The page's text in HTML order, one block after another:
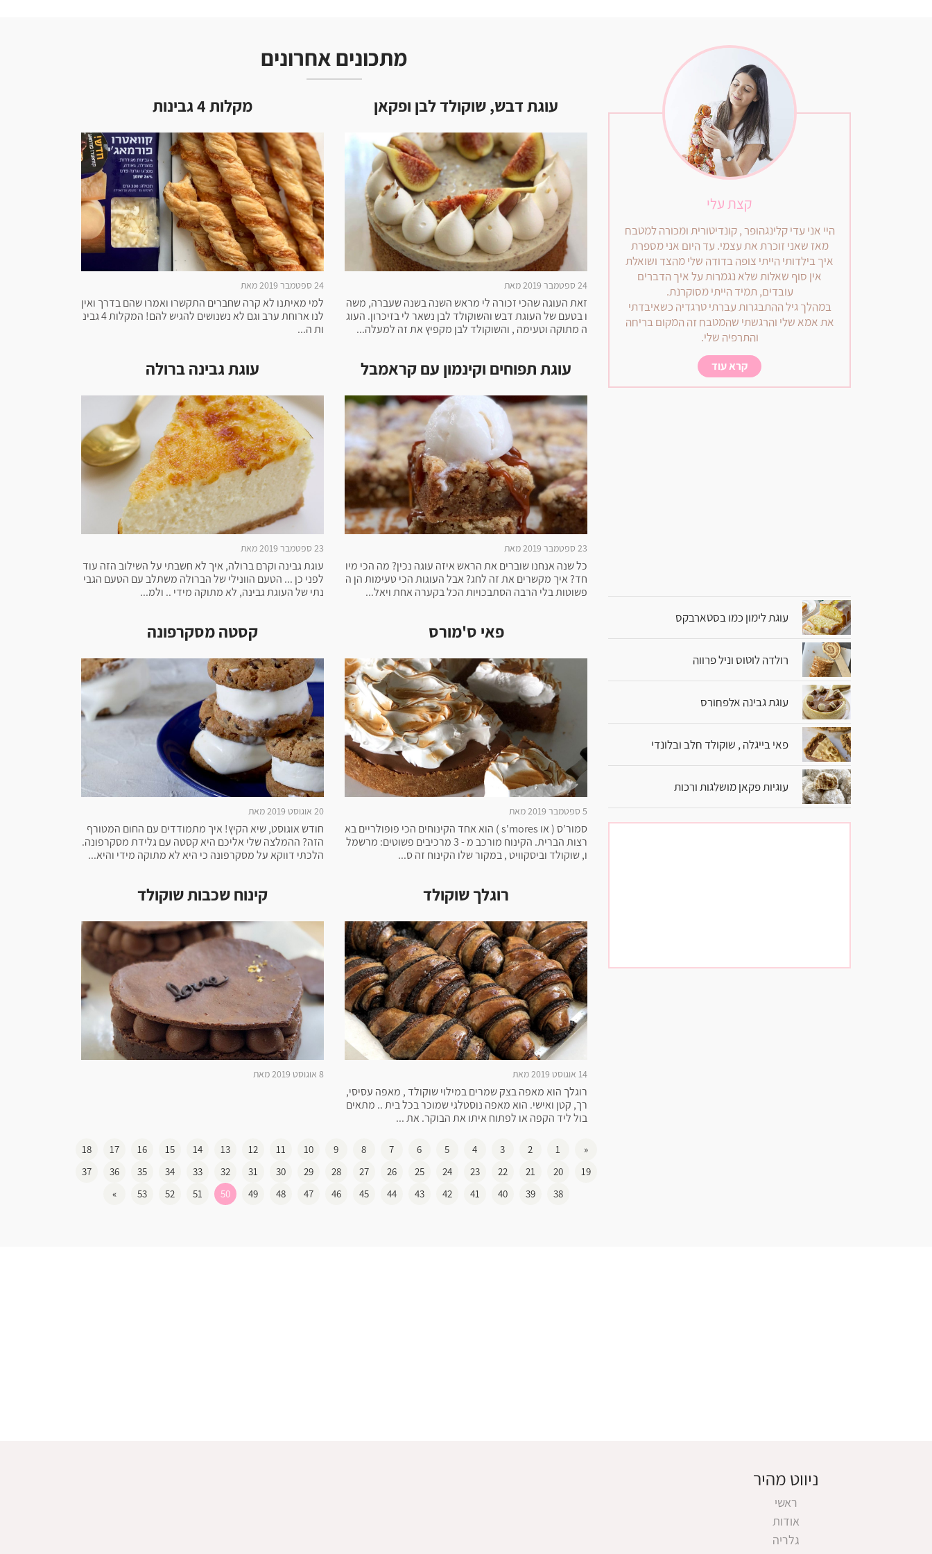
קצת עלי
היי אני עדי קלינגהופר , קונדיטורית ומכורה למטבח
מאז שאני זוכרת את עצמי. עד היום אני מספרת
איך בילדותי הייתי צופה בדודה שלי מהצד ושואלת
אין סוף שאלות שלא נגמרות על איך הדברים
עובדים, תמיד הייתי מסוקרנת.
במהלך גיל ההתבגרות עברתי טרגדיה כשאיבדתי
את אמא שלי והרגשתי שהמטבח זה המקום בריחה
והתרפיה שלי.
קרא עוד
עוגת לימון כמו בסטארבקס
רולדה לוטוס וניל פרווה
עוגת גבינה אלפחורס
פאי בייגלה , שוקולד חלב ובלונדי
עוגיות פקאן מושלגות ורכות
מתכונים אחרונים
עוגת דבש, שוקולד לבן ופקאן
24 ספטמבר 2019 מאת
זאת העוגה שהכי זכורה לי מראש השנה בשנה שעברה, משה
ו בטעם של העוגת דבש והשוקולד לבן נשאר לי בזיכרון. העוג
ה מתוקה וטעימה , והשוקולד לבן מקפיץ את זה למעלה...
מקלות 4 גבינות
24 ספטמבר 2019 מאת
למי מאיתנו לא קרה שחברים התקשרו ואמרו שהם בדרך ואין
לנו ארוחת ערב וגם לא נשנושים להגיש להם! המקלות 4 גבינ
ות ה...
עוגת תפוחים וקינמון עם קראמבל
23 ספטמבר 2019 מאת
כל שנה אנחנו שוברים את הראש איזה עוגה נכין? מה הכי מיו
חד? איך מקשרים את זה לחג? אבל העוגות הכי טעימות הן ה
פשוטות בלי הרבה הסתבכויות הכל בקערה אחת ויאל...
עוגת גבינה ברולה
23 ספטמבר 2019 מאת
עוגת גבינה וקרם ברולה, איך לא חשבתי על השילוב הזה עוד
לפני כן ... הטעם הוונילי של הברולה משתלב עם הטעם הגבי
נתי של העוגת גבינה, לא מתוקה מידי .. ולמ...
פאי ס'מורס
5 ספטמבר 2019 מאת
סמור’ס ( או s'mores ) הוא אחד הקינוחים הכי פופולריים בא
רצות הברית. הקינוח מורכב מ - 3 מרכיבים פשוטים: מרשמל
ו, שוקולד וביסקוויט , במקור שלו הקינוח זה ס...
קסטה מסקרפונה
20 אוגוסט 2019 מאת
חודש אוגוסט, שיא הקיץ! איך מתמודדים עם החום המטורף
הזה? ההמלצה שלי אליכם היא קסטה עם גלידת מסקרפונה.
הלכתי דווקא על מסקרפונה כי היא לא מתוקה מידי והיא...
רוגלך שוקולד
14 אוגוסט 2019 מאת
רוגלך הוא מאפה בצק שמרים במילוי שוקולד , מאפה עסיסי,
רך, קטן ואישי. הוא מאפה נוסטלגי שמוכר בכל בית .. מתאים
בול ליד הקפה או לפתוח איתו את הבוקר. את ...
קינוח שכבות שוקולד
8 אוגוסט 2019 מאת
«
1
2
3
4
5
6
7
8
9
10
11
12
13
14
15
16
17
18
19
20
21
22
23
24
25
26
27
28
29
30
31
32
33
34
35
36
37
38
39
40
41
42
43
44
45
46
47
48
49
50
51
52
53
»
ניווט מהיר
ראשי
אודות
גלריה